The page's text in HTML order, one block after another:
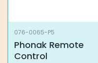
076-0065-P5
Phonak Remote
Control